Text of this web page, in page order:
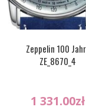
Zeppelin 100
ZE_8670_4
1 331.00zł